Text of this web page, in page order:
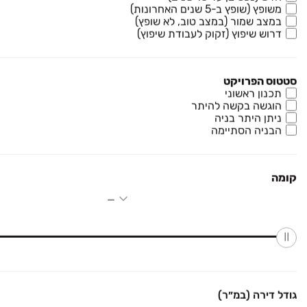
משופץ (שופץ ב-5 שנים האחרונות)
במצב שמור (במצב טוב, לא שופץ)
דרוש שיפוץ (זקוק לעבודת שיפוץ)
סטטוס הפרויקט
תכנון ראשוני
הוגשה בקשה להיתר
ניתן היתר בניה
הבניה הסתיימה
קומה
גודל דירה (במ״ר)
דרושים